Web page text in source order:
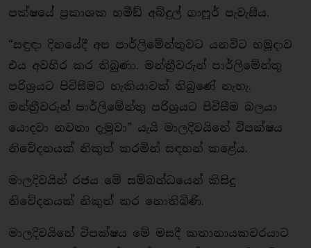
පක්ෂයේ ප්‍රකාශක හමීඞ් අබ්දුල් ගාෆූර් පැවැසීය.
“සඳුඳා දිනයේදී අප පාර්ලිමේන්තුවට යනවිට හමුදාව
එය අවහිර කර තිබුණා. මන්ත්‍රීවරුන් පාර්ලිමේන්තු
පරිශ්‍රයට පිවිසීමට හැකියාවක් තිබුණේ නැහැ.
මන්ත්‍රීවරුන් පාර්ලිමේන්තු පරිශ්‍රයට පිවිසීම බලයා
යොදවා නවතා දැමුවා” යැයි මාලදිවයිනේ විපක්ෂය
නිවේදනයක් නිකුත් කරමින් සඳහන් කළේය.
මාලදිවයින් රජය මේ සම්බන්ධයෙන් කිසිදු
නිවේදනයක් නිකුත් කර නොතිබිණි.
මාලදිවයිනේ විපක්ෂය මේ මසදී කතානායකවරයාට